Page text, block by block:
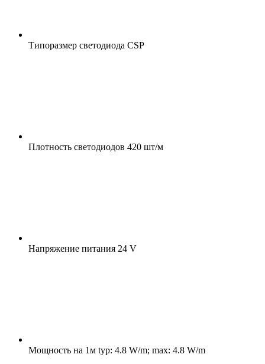
Типоразмер светодиода CSP
Плотность светодиодов 420 шт/м
Напряжение питания 24 V
Мощность на 1м typ: 4.8 W/m; max: 4.8 W/m